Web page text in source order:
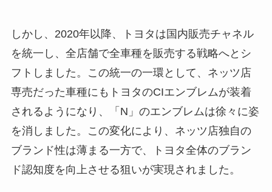
しかし、2020年以降、トヨタは国内販売チャネル
を統一し、全店舗で全車種を販売する戦略へとシ
フトしました。この統一の一環として、ネッツ店
専売だった車種にもトヨタのCIエンブレムが装着
されるようになり、「N」のエンブレムは徐々に姿
を消しました。この変化により、ネッツ店独自の
ブランド性は薄まる一方で、トヨタ全体のブラン
ド認知度を向上させる狙いが実現されました。